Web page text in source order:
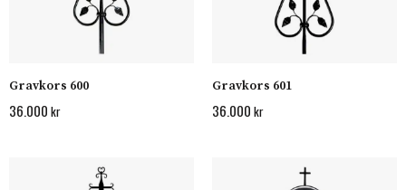
Gravkors 600
36.000 kr
Gravkors 601
36.000 kr